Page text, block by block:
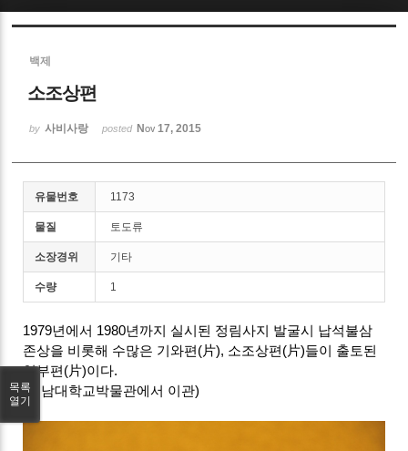
백제
소조상편
by 사비사랑 posted Nov 17, 2015
유물번호 1173
물질 토도류
소장경위 기타
수량 1
1979년에서 1980년까지 실시된 정림사지 발굴시 납석불삼
존상을 비롯해 수많은 기와편(片), 소조상편(片)들이 출토된
일부편(片)이다.
(충남대학교박물관에서 이관)
목록
열기
Sketchbook5, 스케치북5
Sketchbook5, 스케치북5